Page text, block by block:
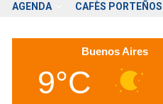
AGENDA CAFÈS PORTEÑOS
Buenos Aires
9°C